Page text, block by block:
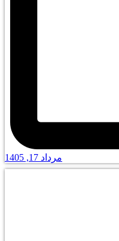
مرداد 17, 1405